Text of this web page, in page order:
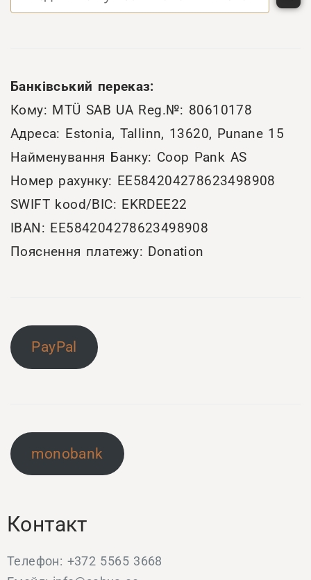
Банківський переказ:
Кому: MTÜ SAB UA Reg.№: 80610178
Адреса: Estonia, Tallinn, 13620, Punane 15
Найменування Банку: Coop Pank AS
Номер рахунку: EE584204278623498908
SWIFT kood/BIC: EKRDEE22
IBAN: EE584204278623498908
Пояснення платежу: Donation
PayPal
monobank
Контакт
Телефон: +372 5565 3668